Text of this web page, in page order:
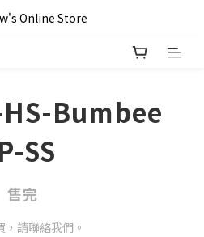
即享本地免運費優惠!!
Online Store
Bumbee
SS
售完
，請聯絡我們。